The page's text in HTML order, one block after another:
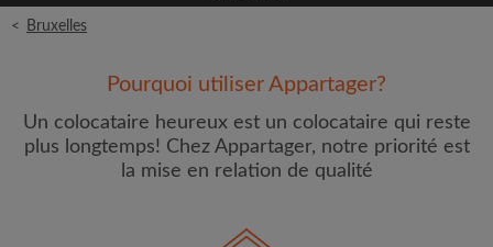
Loyer max par mois (€)
< Bruxelles
Pourquoi utiliser Appartager?
Un colocataire heureux est un colocataire qui reste
plus longtemps! Chez Appartager, notre priorité est
la mise en relation de qualité